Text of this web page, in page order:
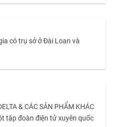
có trụ sở ở Đài Loan và
& CÁC SẢN PHẨM KHÁC
tập đoàn điện tử xuyên quốc